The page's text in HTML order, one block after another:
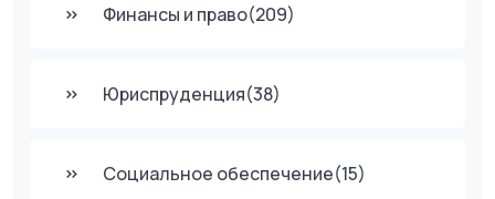
Финансы и право(209)
Юриспруденция(38)
Социальное обеспечение(15)